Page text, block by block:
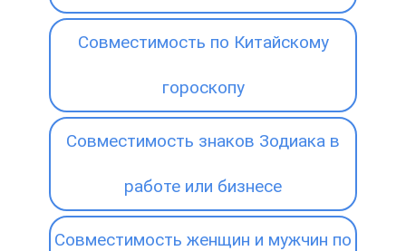
Совместимость по Китайскому
гороскопу
Совместимость знаков Зодиака в
работе или бизнесе
Совместимость женщин и мужчин по